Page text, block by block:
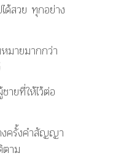
ด้สวย ทุกอย่าง
มายมากกว่า
ยที่ให้ไว้ต่อ
งครั้งคำสัญญา
าม